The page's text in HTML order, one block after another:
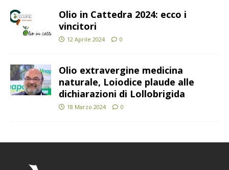
Olio in Cattedra 2024: ecco i
vincitori
12 Aprile 2024 0
Olio extravergine medicina
naturale, Loiodice plaude alle
dichiarazioni di Lollobrigida
18 Marzo 2024 0